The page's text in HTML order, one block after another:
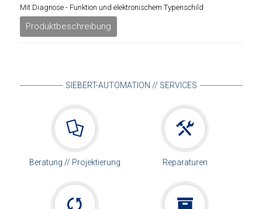
Mit Diagnose - Funktion und elektronischem Typenschild
Produktbeschreibung
SIEBERT-AUTOMATION // SERVICES
Beratung // Projektierung Reparaturen